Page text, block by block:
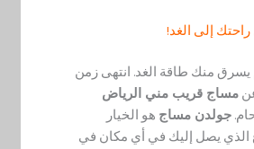
راحتك إلى الغد!
يسرق منك طاقة الغد. انتهى زمن
مساج قريب مني الرياض
جولدن مساج هو الخيار
الذي يصل إليك في أي مكان في